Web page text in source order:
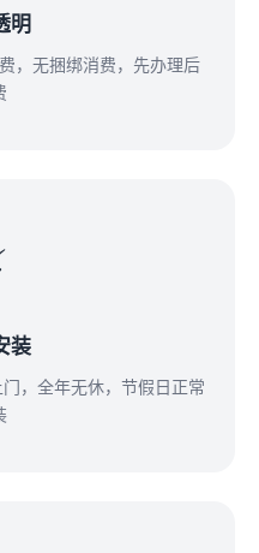
明
，无捆绑消费，先办理后
装
，全年无休，节假日正常